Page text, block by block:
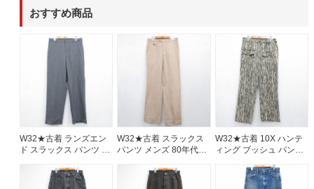
おすすめ商品
W32★古着 ランズエン
ド スラックス パンツ メ
USA製 グレー【spe】
26aug07
W32★古着 スラックス
パンツ メンズ 80年代
トライプ 26aug07
W32★古着 10X ハンテ
ィング ブッシュ パンツ
ウン 迷彩【spe】
26aug07